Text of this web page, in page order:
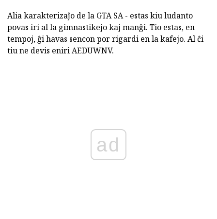
Alia karakterizaĵo de la GTA SA - estas kiu ludanto
povas iri al la gimnastikejo kaj manĝi. Tio estas, en
tempoj, ĝi havas sencon por rigardi en la kafejo. Al ĉi
tiu ne devis eniri AEDUWNV.
ad